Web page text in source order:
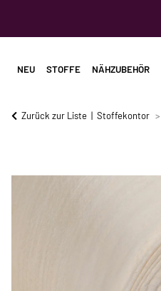
NEU STOFFE NÄHZUBEHÖR
Zurück zur Liste Stoffekontor